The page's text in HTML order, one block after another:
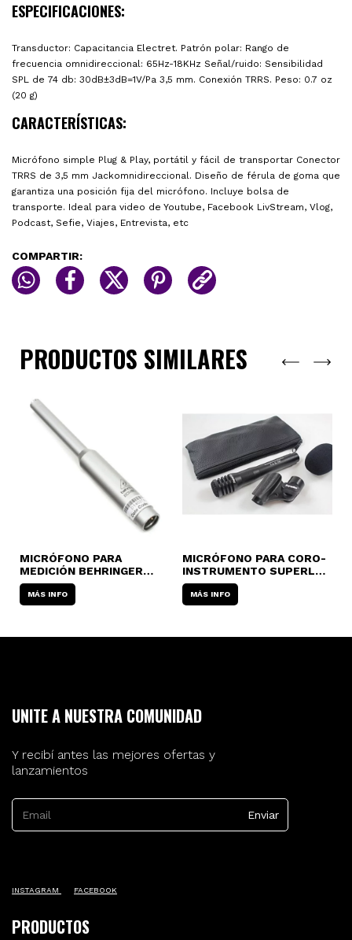
ESPECIFICACIONES:
Transductor: Capacitancia Electret. Patrón polar: Rango de
frecuencia omnidireccional: 65Hz-18KHz Señal/ruido: Sensibilidad
SPL de 74 db: 30dB±3dB=1V/Pa 3,5 mm. Conexión TRRS. Peso: 0.7 oz
(20 g)
CARACTERÍSTICAS:
Micrófono simple Plug & Play, portátil y fácil de transportar Conector
TRRS de 3,5 mm Jackomnidireccional. Diseño de férula de goma que
garantiza una posición fija del micrófono. Incluye bolsa de
transporte. Ideal para video de Youtube, Facebook LivStream, Vlog,
Podcast, Sefie, Viajes, Entrevista, etc
COMPARTIR:
PRODUCTOS SIMILARES
MICRÓFONO PARA
MEDICIÓN BEHRINGER
ECM-8000
MÁS INFO
MICRÓFONO PARA CORO-
INSTRUMENTO SUPERLUX
PRO-268B CONDENSER
MÁS INFO
UNITE A NUESTRA COMUNIDAD
Y recibí antes las mejores ofertas y
lanzamientos
INSTAGRAM FACEBOOK
PRODUCTOS